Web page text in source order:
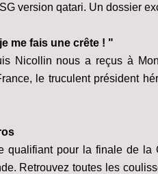
version qatari. Un dossier
me fais une crête ! "
Nicollin nous a reçus à
le truculent président
qualifiant pour la finale de la
Retrouvez toutes les